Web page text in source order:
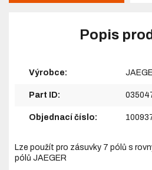
Popis
Výrobce:
Part ID:
Objednací číslo:
Lze použít pro zásuvky 7 pólů s
pólů JAEGER